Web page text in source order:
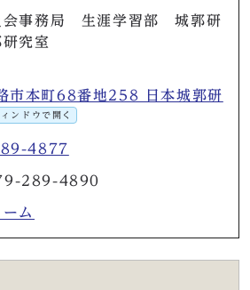
事務局 生涯学習部 城郭研
究室
本町68番地258 日本城郭研
ンドウで開く
4877
289-4890
ム